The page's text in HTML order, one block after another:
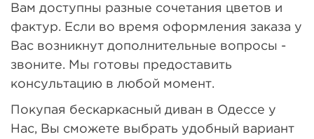
Вам доступны разные сочетания цветов и
фактур. Если во время оформления заказа у
Вас возникнут дополнительные вопросы -
звоните. Мы готовы предоставить
консультацию в любой момент.
Покупая бескаркасный диван в Одессе у
Нас, Вы сможете выбрать удобный вариант